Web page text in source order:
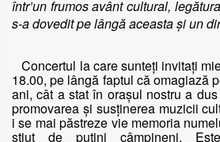
într’un frumos avânt cultural,
s-a dovedit pe lângă aceasta și un
Concertul la care sunteți invitați
18.00, pe lângă faptul că omagiază
ani, cât a stat în oraşul nostru a
promovarea şi susţinerea muzicii
i se mai păstreze vie memoria
ştiut de puţini câmpineni.